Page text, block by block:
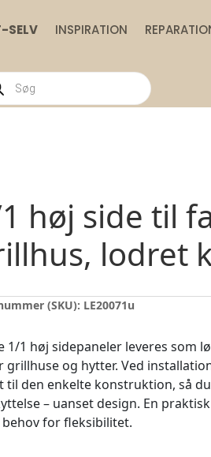
SELV INSPIRATION
høj side til
lodret
(SKU): LE20071u
1/1 høj sidepaneler leveres som
grillhuse og hytter. Ved
til den enkelte konstruktion, så
– uanset design. En
behov for fleksibilitet.